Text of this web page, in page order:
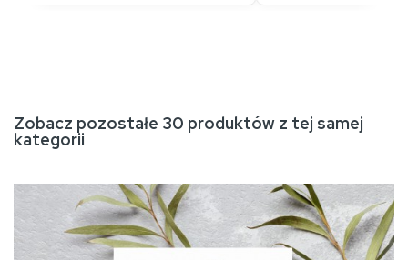
Zobacz pozostałe 30 produktów z tej samej
kategorii